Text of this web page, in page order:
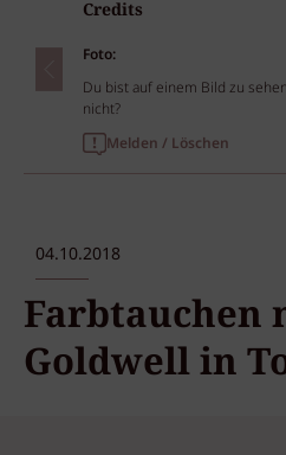
Credits
Foto:
Du bist auf einem Bild zu
nicht?
Melden / Löschen
04.10.2018
Farbtauchen
Goldwell in